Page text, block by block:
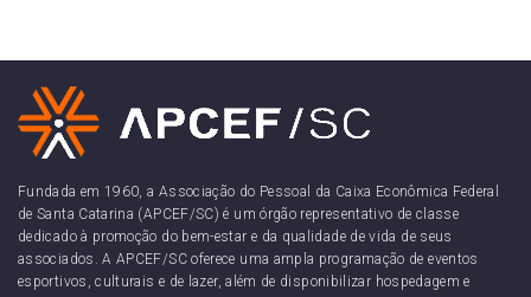
Fundada em 1960, a Associação do Pessoal da Caixa Econômica Federal
de Santa Catarina (APCEF/SC) é um órgão representativo de classe
dedicado à promoção do bem-estar e da qualidade de vida de seus
associados. A APCEF/SC oferece uma ampla programação de eventos
esportivos, culturais e de lazer, além de disponibilizar hospedagem e